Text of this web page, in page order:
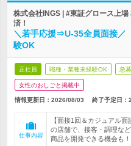
株式会社INGS | #東証グロース上
済！
＼若手応援⇒U-35全員面接／
験OK
正社員 職種・業種未経験OK 急募
女性のおしごと掲載中
情報更新日：2026/08/03 終了予定日：
仕事内容
【面接1回＆カジュアル
の店舗で、接客・調理な
商品を開発できる機会も！